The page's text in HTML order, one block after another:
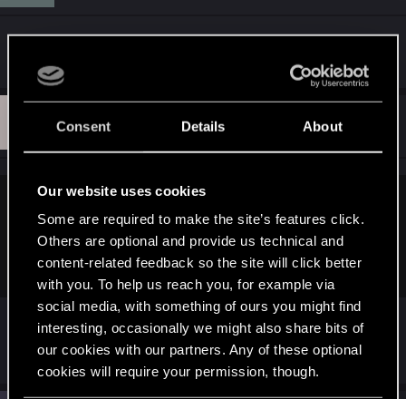
Consent Details About
Our website uses cookies
Some are required to make the site’s features click.
Others are optional and provide us technical and
content-related feedback so the site will click better
with you. To help us reach you, for example via
social media, with something of ours you might find
interesting, occasionally we might also share bits of
our cookies with our partners. Any of these optional
cookies will require your permission, though.
Eri94_user70 Forum veteran
Aug 12, 2012
No gdzie mi z moją naburmuszoną miną do tych słodkich
piękności? Nie będę wam psuła podziwiania
Ach, zapomniałem, że Ty nigdy się nie
uśmiechasz na zdjęciach
.